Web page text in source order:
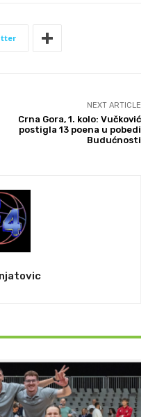
NEXT ARTICLE
Crna Gora, 1. kolo: Vučković
postigla 13 poena u pobedi
Budućnosti